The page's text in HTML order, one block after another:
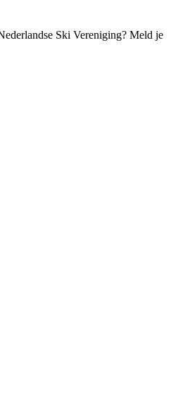
Ski Vereniging? Meld je